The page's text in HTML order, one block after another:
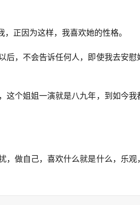
正因为这样，我喜欢她的性格。
后，不会告诉任何人，即使我去安慰
这个姐姐一演就是八九年，到如今我
，做自己，喜欢什么就是什么，乐观